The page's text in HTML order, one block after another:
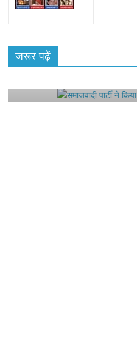
जरूर पढ़ें
राजनीतिक
समाजवादी पार्टी ने